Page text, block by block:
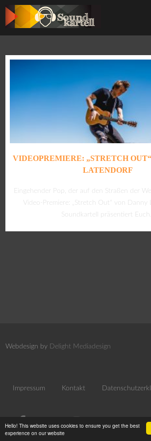
Hello! This website uses cookies to ensure you get the best
experience on our website
VIDEOPREMIERE: „STRETCH
LATENDORF
Eingehender Pop, der auf den Straßen der
Video-Premiere: „Stretch Out“ von Danny
Soundkartell präsentiert
Webdesign by Delight Mediadesign
Impressum Kontakt